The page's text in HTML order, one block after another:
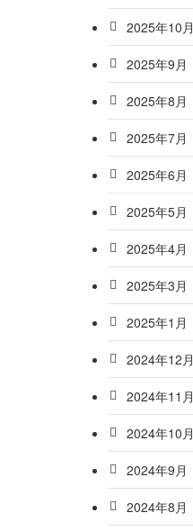
2025年10月
2025年9月
2025年8月
2025年7月
2025年6月
2025年5月
2025年4月
2025年3月
2025年1月
2024年12月
2024年11月
2024年10月
2024年9月
2024年8月